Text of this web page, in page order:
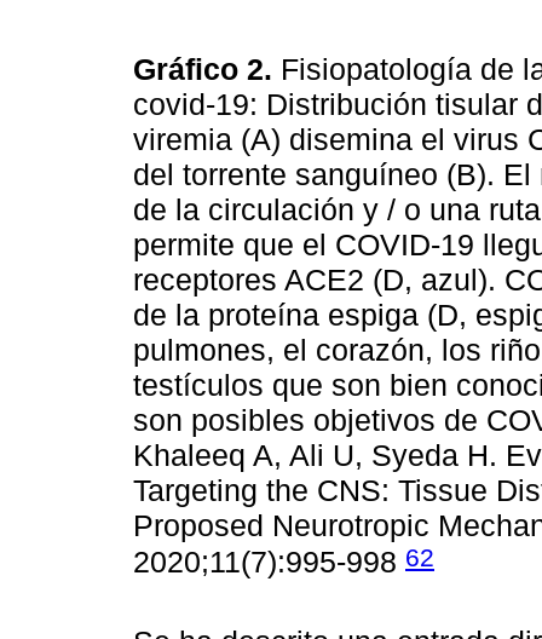
Gráfico 2. Fisiopatología de
covid-19: Distribución tisular
viremia (A) disemina el virus
del torrente sanguíneo (B).
de la circulación y / o una
permite que el COVID-19
receptores ACE2 (D, azul).
de la proteína espiga (D,
pulmones, el corazón, los
testículos que son bien
son posibles objetivos de
Khaleeq A, Ali U, Syeda H.
Targeting the CNS: Tissue
Proposed Neurotropic
2020;11(7):995-998 62